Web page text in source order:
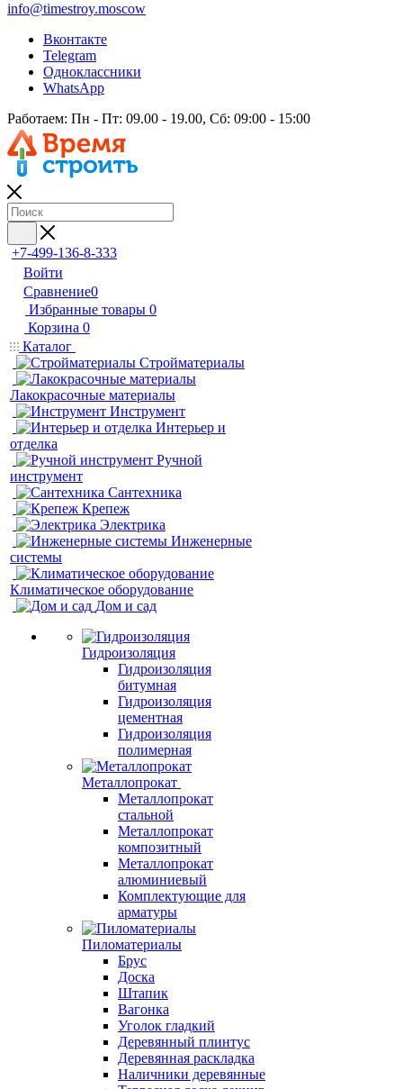
info@timestroy.moscow
Вконтакте
Telegram
Одноклассники
WhatsApp
Работаем: Пн - Пт: 09.00 - 19.00, Сб: 09:00 - 15:00
+7-499-136-8-333
Войти
Сравнение0
Избранные товары 0
Корзина 0
Каталог
Стройматериалы
Лакокрасочные материалы
Инструмент
Интерьер и
отделка
Ручной
инструмент
Сантехника
Крепеж
Электрика
Инженерные
системы
Климатическое оборудование
Дом и сад
Гидроизоляция
Гидроизоляция
битумная
Гидроизоляция
цементная
Гидроизоляция
полимерная
Металлопрокат
Металлопрокат
стальной
Металлопрокат
композитный
Металлопрокат
алюминиевый
Комплектующие для
арматуры
Пиломатериалы
Брус
Доска
Штапик
Вагонка
Уголок гладкий
Деревянный плинтус
Деревянная раскладка
Наличники деревянные